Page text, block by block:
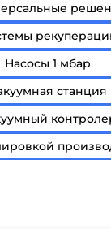
Насосы 1 мбар
станция